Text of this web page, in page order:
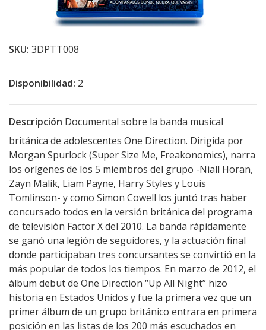
SKU: 3DPTT008
Disponibilidad: 2
Descripción Documental sobre la banda musical
británica de adolescentes One Direction. Dirigida por
Morgan Spurlock (Super Size Me, Freakonomics), narra
los orígenes de los 5 miembros del grupo -Niall Horan,
Zayn Malik, Liam Payne, Harry Styles y Louis
Tomlinson- y como Simon Cowell los juntó tras haber
concursado todos en la versión británica del programa
de televisión Factor X del 2010. La banda rápidamente
se ganó una legión de seguidores, y la actuación final
donde participaban tres concursantes se convirtió en la
más popular de todos los tiempos. En marzo de 2012, el
álbum debut de One Direction “Up All Night” hizo
historia en Estados Unidos y fue la primera vez que un
primer álbum de un grupo británico entrara en primera
posición en las listas de los 200 más escuchados en